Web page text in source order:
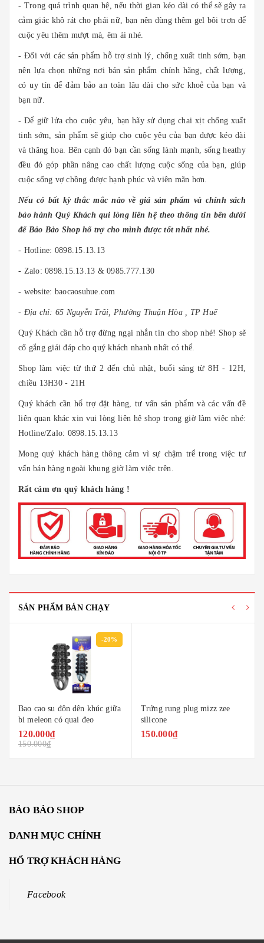
- Trong quá trình quan hệ, nếu thời gian kéo dài có thể sẽ gây ra
cảm giác khô rát cho phái nữ, bạn nên dùng thêm gel bôi trơn để
cuộc yêu thêm mượt mà, êm ái nhé.
- Đối với các sản phẩm hỗ trợ sinh lý, chống xuất tinh sớm, bạn
nên lựa chọn những nơi bán sản phẩm chính hãng, chất lượng,
có uy tín để đảm bảo an toàn lâu dài cho sức khoẻ của bạn và
bạn nữ.
- Để giữ lửa cho cuộc yêu, bạn hãy sử dụng chai xịt chống xuất
tinh sớm, sản phẩm sẽ giúp cho cuộc yêu của bạn được kéo dài
và thăng hoa. Bên cạnh đó bạn cần sống lành mạnh, sống heathy
đều đó góp phần nâng cao chất lượng cuộc sống của bạn, giúp
cuộc sống vợ chồng được hạnh phúc và viên mãn hơn.
Nếu có bất kỳ thắc mắc nào về giá sản phẩm và chính sách
bảo hành Quý Khách qui lòng liên hệ theo thông tin bên dưới
để Bảo Bảo Shop hổ trợ cho mình được tốt nhất nhé.
- Hotline: 0898.15.13.13
- Zalo: 0898.15.13.13 & 0985.777.130
- website: baocaosuhue.com
- Địa chỉ: 65 Nguyễn Trãi, Phường Thuận Hòa , TP Huế
Quý Khách cần hỗ trợ đừng ngại nhắn tin cho shop nhé! Shop sẽ
cố gắng giải đáp cho quý khách nhanh nhất có thể.
Shop làm việc từ thứ 2 đến chủ nhật, buổi sáng từ 8H - 12H,
chiều 13H30 - 21H
Quý khách cần hổ trợ đặt hàng, tư vấn sản phẩm và các vấn đề
liên quan khác xin vui lòng liên hệ shop trong giờ làm việc nhé:
Hotline/Zalo: 0898.15.13.13
Mong quý khách hàng thông cảm vì sự chậm trể trong việc tư
vấn bán hàng ngoài khung giờ làm việc trên.
Rất cảm ơn quý khách hàng !
SẢN PHẨM BÁN CHẠY
-20%
Bao cao su đôn dên khúc giữa
bi meleon có quai đeo
120.000₫
150.000₫
Trứng rung plug mizz zee
silicone
150.000₫
BẢO BẢO SHOP
DANH MỤC CHÍNH
HỔ TRỢ KHÁCH HÀNG
Facebook